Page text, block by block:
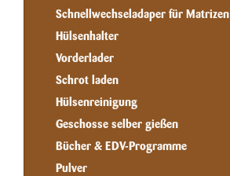
Schnellwechseladaper für Matrizen
Hülsenhalter
Vorderlader
Schrot laden
Hülsenreinigung
Geschosse selber gießen
Bücher & EDV-Programme
Pulver